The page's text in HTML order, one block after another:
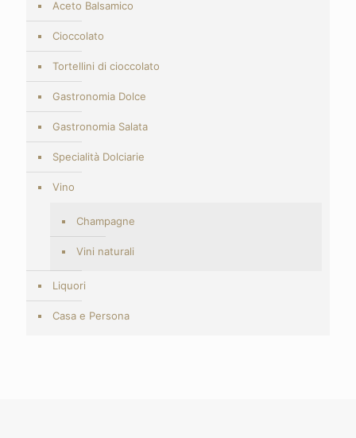
Aceto Balsamico
Cioccolato
Tortellini di cioccolato
Gastronomia Dolce
Gastronomia Salata
Specialità Dolciarie
Vino
Champagne
Vini naturali
Liquori
Casa e Persona